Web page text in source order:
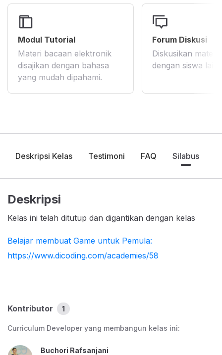
Modul Tutorial
Materi bacaan elektronik
disajikan dengan bahasa
yang mudah dipahami.
Forum Diskusi
Diskusikan materi
dengan siswa
Deskripsi Kelas Testimoni FAQ Silabus
Deskripsi
Kelas ini telah ditutup dan digantikan dengan kelas
Belajar membuat Game untuk Pemula:
https://www.dicoding.com/academies/58
Kontributor 1
Curriculum Developer yang membangun kelas ini:
Buchori Rafsanjani